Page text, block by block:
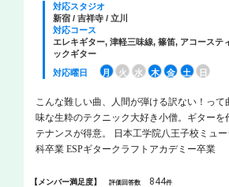
対応スタジオ
新宿 / 吉祥寺 / 立川
対応コース
エレキギター, 津軽三味線, 篠笛, アコーステ
ックギター
対応曜日
月 火 水 木 金 土 日
こんな難しい曲、人間が弾ける訳ない！って
味な生粋のテクニック大好き小僧。ギターを
テナンスが得意。 日本工学院八王子校ミュ
科卒業 ESPギタークラフトアカデミー卒業
【メンバー満足度】評価回答数 844件